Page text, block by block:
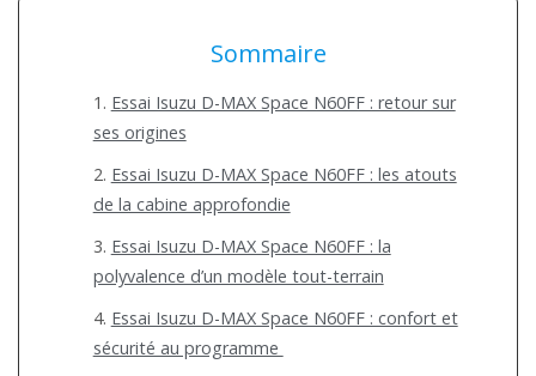
Sommaire
Essai Isuzu D-MAX Space N60FF : retour sur
ses origines
Essai Isuzu D-MAX Space N60FF : les atouts
de la cabine approfondie
Essai Isuzu D-MAX Space N60FF : la
polyvalence d’un modèle tout-terrain
Essai Isuzu D-MAX Space N60FF : confort et
sécurité au programme